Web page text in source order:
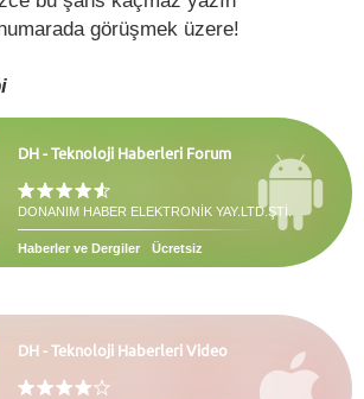
görüşmek üzere!
DH - Teknoloji Haberleri Forum
DONANIM HABER ELEKTRONİK YAY.LTD.ŞTİ.
Haberler ve Dergiler Ücretsiz
DH - Teknoloji Haberleri Video